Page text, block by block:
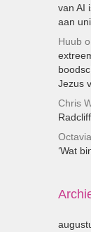
van AI
aan
Huub
Jezus
Chris
‘Wat